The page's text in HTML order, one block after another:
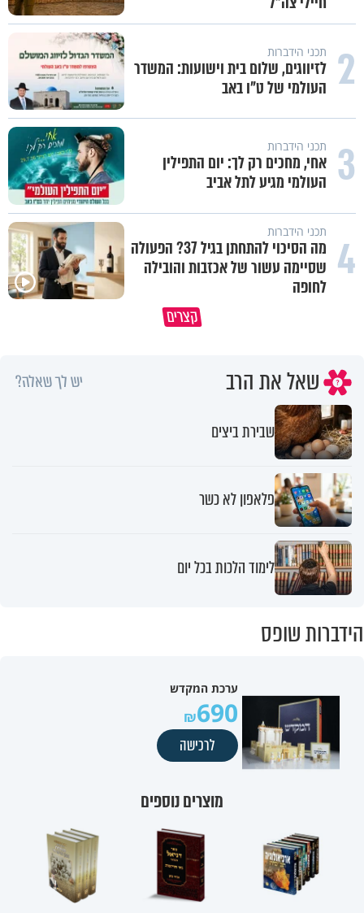
2 תכני הידברות
לזיווגים, שלום בית וישועות: המשדר
העולמי של ט"ו באב
3 תכני הידברות
אחי, מחכים רק לך: יום התפילין
העולמי מגיע לתל אביב
4 תכני הידברות
מה הסיכוי להתחתן בגיל 37? הפעולה
שסיימה עשור של אכזבות והובילה
לחופה
קצריםברכה או קללה? הכל בידים שלנו
שאל את הרב יש לך שאלה?
שבירת ביצים
פלאפון לא כשר
לימוד הלכות בכל יום
הידברות שופס
ערכת המקדש
690
לרכישה
מוצרים נוספים